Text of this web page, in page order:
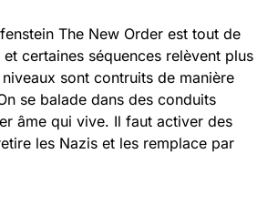
The New Order est tout de
certaines séquences relèvent plus
sont contruits de manière
se balade dans des conduits
âme qui vive. Il faut activer des
les Nazis et les remplace par